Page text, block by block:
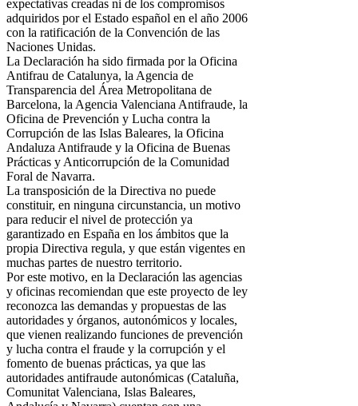
expectativas creadas ni de los compromisos
adquiridos por el Estado español en el año 2006
con la ratificación de la Convención de las
Naciones Unidas.
La Declaración ha sido firmada por la Oficina
Antifrau de Catalunya, la Agencia de
Transparencia del Área Metropolitana de
Barcelona, la Agencia Valenciana Antifraude, la
Oficina de Prevención y Lucha contra la
Corrupción de las Islas Baleares, la Oficina
Andaluza Antifraude y la Oficina de Buenas
Prácticas y Anticorrupción de la Comunidad
Foral de Navarra.
La transposición de la Directiva no puede
constituir, en ninguna circunstancia, un motivo
para reducir el nivel de protección ya
garantizado en España en los ámbitos que la
propia Directiva regula, y que están vigentes en
muchas partes de nuestro territorio.
Por este motivo, en la Declaración las agencias
y oficinas recomiendan que este proyecto de ley
reconozca las demandas y propuestas de las
autoridades y órganos, autonómicos y locales,
que vienen realizando funciones de prevención
y lucha contra el fraude y la corrupción y el
fomento de buenas prácticas, ya que las
autoridades antifraude autonómicas (Cataluña,
Comunitat Valenciana, Islas Baleares,